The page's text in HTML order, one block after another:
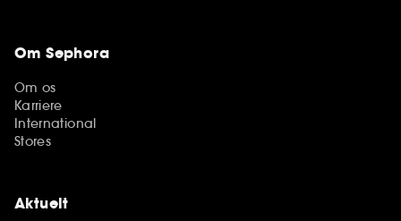
Om Sephora
Om os
Karriere
International
Stores
Aktuelt